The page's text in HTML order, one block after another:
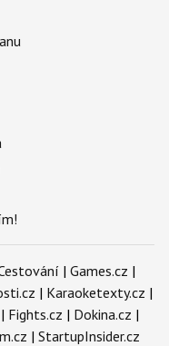
| Games.cz |
| Karaoketexty.cz |
| Fights.cz | Dokina.cz |
| StartupInsider.cz